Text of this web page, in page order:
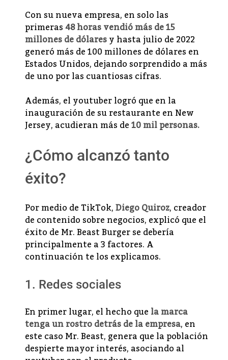
Con su nueva empresa, en solo las
primeras48 horas vendió más de 15
millones de dólaresy hasta julio de 2022
generó más de 100 millones de dólares en
Estados Unidos, dejando sorprendido a más
de uno por las cuantiosas cifras.
Además, el youtuber logró que en la
inauguración de su restaurante en New
Jersey, acudieran más de10 mil personas.
¿Cómo alcanzó tanto
éxito?
Por medio de TikTok,Diego Quiroz, creador
de contenido sobre negocios, explicó que el
éxito de Mr. Beast Burger se debería
principalmente a 3 factores. A
continuación te los explicamos.
1. Redes sociales
En primer lugar, el hecho quela marca
tenga un rostro detrás de la empresa, en
este caso Mr. Beast, genera que la población
despierte mayor interés, asociando al